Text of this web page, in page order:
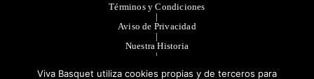
Términos y Condiciones
|
Aviso de Privacidad
|
Nuestra Historia
|
|
Viva Basquet utiliza cookies propias y de terceros para